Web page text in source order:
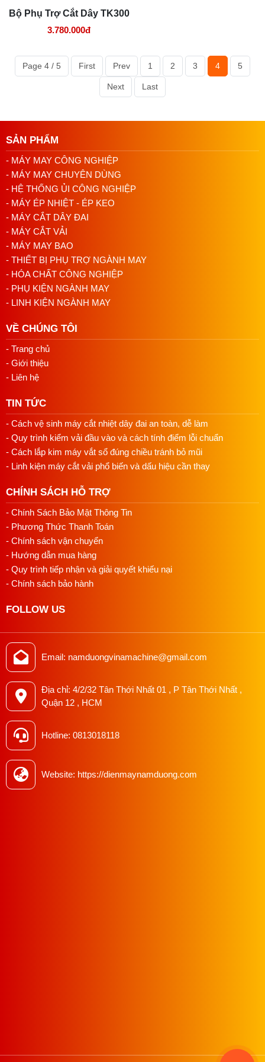
Cấu hình
Kim Kim đơn
Tự động
Van điện từ Có (solenoid valve độc lập)
nguồn khí dao động, lực cắt sẽ không đều — ảnh hưởng
trực tiếp đến chất lượng mép cắt.
Ưu điểm của bộ cắt dây Q301
Q301 phù hợp với xưởng chạy chuyền sản lượng lớn —
nhưng không phải xưởng nào cũng khai thác hết được thiết
bị này. Dưới đây là đánh giá thực tế để anh/chị cân nhắc
trước khi quyết định.
Điểm mạnh bộ cắt dây viền Q31
Lực cắt mạnh, ổn định với dây dày — khí nén duy trì
áp lực đều trong suốt ca làm việc, không bị yếu dần
Tốc độ phản hồi nhanh — van điện từ đóng/mở trong
Mép cắt gọn, kín ngay tại chỗ — dao nhiệt hàn mép
đồng thời với nhát cắt, không cần thêm bước xử lý
thủ công sau đó
Bảo trì từng bộ phận độc lập — van điện từ (solenoid
valve) tách riêng, thay thế mà không cần tháo toàn bộ
thiết bị
Kích thước gọn — 34×34×18cm, lắp vừa vào hầu hết
máy may tra viền công nghiệp mà không chiếm thêm
diện tích xưởng
Tham khảo:
Bộ phụ trợ cắt dây TK300 tự động cho máy
Nếu anh/chị đang tìm mua bộ cắt dây viền tự động khí nén
Q301 và chưa biết mua ở đâu uy tín,Điện máy Nam
Dương
VAT, hỗ trợ kỹ thuật sau bán. Liên hệ để được tư vấn đúng
nhu cầu xưởng và nhận báo giá chi tiết.
Hotline/Zalo: 0813018118
Quận 12, HCM
Bộ Phụ Trợ Cắt Dây TK300
3.780.000đ
Page 4 / 5 First Prev 1 2 3 4 5
Next Last
SẢN PHẨM
- MÁY MAY CÔNG NGHIỆP
- MÁY MAY CHUYÊN DÙNG
- HỆ THỐNG ỦI CÔNG NGHIỆP
- MÁY ÉP NHIỆT - ÉP KEO
- MÁY CẮT DÂY ĐAI
- MÁY CẮT VẢI
- MÁY MAY BAO
- THIẾT BỊ PHỤ TRỢ NGÀNH MAY
- HÓA CHẤT CÔNG NGHIỆP
- PHỤ KIỆN NGÀNH MAY
- LINH KIỆN NGÀNH MAY
VỀ CHÚNG TÔI
- Trang chủ
- Giới thiệu
- Liên hệ
TIN TỨC
- Cách vệ sinh máy cắt nhiệt dây đai an toàn, dễ làm
- Quy trình kiểm vải đầu vào và cách tính điểm lỗi chuẩn
- Cách lắp kim máy vắt sổ đúng chiều tránh bỏ mũi
- Linh kiện máy cắt vải phổ biến và dấu hiệu cần thay
CHÍNH SÁCH HỖ TRỢ
- Chính Sách Bảo Mật Thông Tin
- Phương Thức Thanh Toán
- Chính sách vận chuyển
- Hướng dẫn mua hàng
- Quy trình tiếp nhận và giải quyết khiếu nại
- Chính sách bảo hành
FOLLOW US
Email: namduongvinamachine@gmail.com
Địa chỉ: 4/2/32 Tân Thới Nhất 01 , P Tân Thới Nhất ,
Quận 12 , HCM
Hotline: 0813018118
Website: https://dienmaynamduong.com